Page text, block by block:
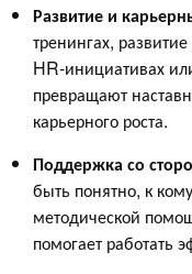
Развитие и
тренингах,
HR-инициативах
превращают
карьерного роста.
Поддержка со
быть понятно, к
методической
помогает работать